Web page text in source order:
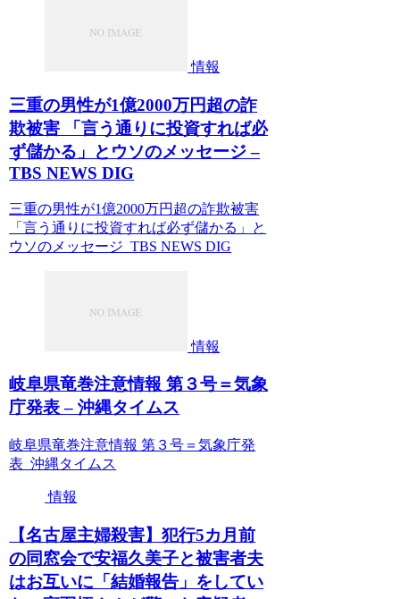
情報
三重の男性が1億2000万円超の詐
欺被害 「言う通りに投資すれば必
ず儲かる」とウソのメッセージ –
TBS NEWS DIG
三重の男性が1億2000万円超の詐欺被害
「言う通りに投資すれば必ず儲かる」と
ウソのメッセージ TBS NEWS DIG
情報
岐阜県竜巻注意情報 第３号＝気象
庁発表 – 沖縄タイムス
岐阜県竜巻注意情報 第３号＝気象庁発
表 沖縄タイムス
情報
【名古屋主婦殺害】犯行5カ月前
の同窓会で安福久美子と被害者夫
はお互いに「結婚報告」をしてい